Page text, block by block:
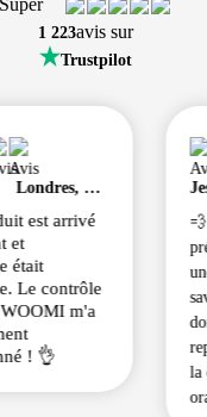
1 223avis sur
Trustpilot
Londres, Royaume-Uni
arrivé
m'a
Jesse W.
💨 Le
une
la
oral. 😊